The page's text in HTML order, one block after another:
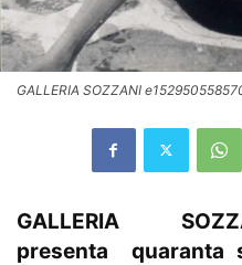
GALLERIA SOZZANI
GALLERIA
presenta
quaranta